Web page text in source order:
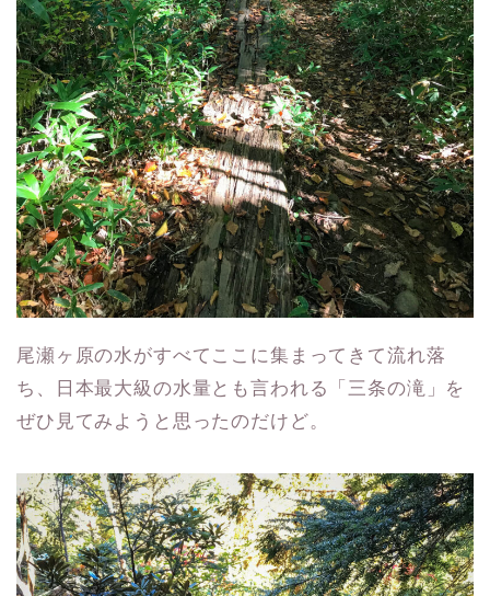
尾瀬ヶ原の水がすべてここに集まってきて流れ落
ち、日本最大級の水量とも言われる「三条の滝」を
ぜひ見てみようと思ったのだけど。